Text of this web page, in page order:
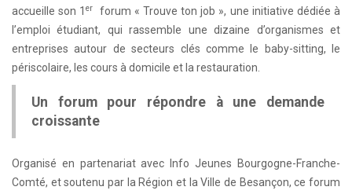
accueille son 1er
forum « Trouve ton job », une initiative dédiée à
l’emploi étudiant, qui rassemble une dizaine d’organismes et
entreprises autour de secteurs clés comme le baby-sitting, le
périscolaire, les cours à domicile et la restauration.
Un forum pour répondre à une demande
croissante
Organisé en partenariat avec Info Jeunes Bourgogne-Franche-
Comté, et soutenu par la Région et la Ville de Besançon, ce forum